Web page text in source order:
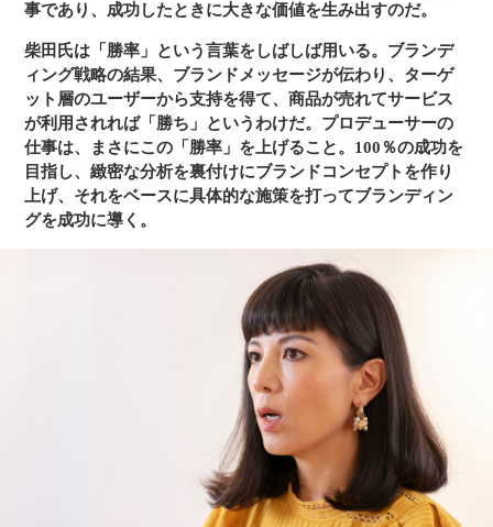
事であり、成功したときに大きな価値を生み出すのだ。
柴田氏は「勝率」という言葉をしばしば用いる。ブランデ
ィング戦略の結果、ブランドメッセージが伝わり、ターゲ
ット層のユーザーから支持を得て、商品が売れてサービス
が利用されれば「勝ち」というわけだ。プロデューサーの
仕事は、まさにこの「勝率」を上げること。100％の成功を
目指し、緻密な分析を裏付けにブランドコンセプトを作り
上げ、それをベースに具体的な施策を打ってブランディン
グを成功に導く。